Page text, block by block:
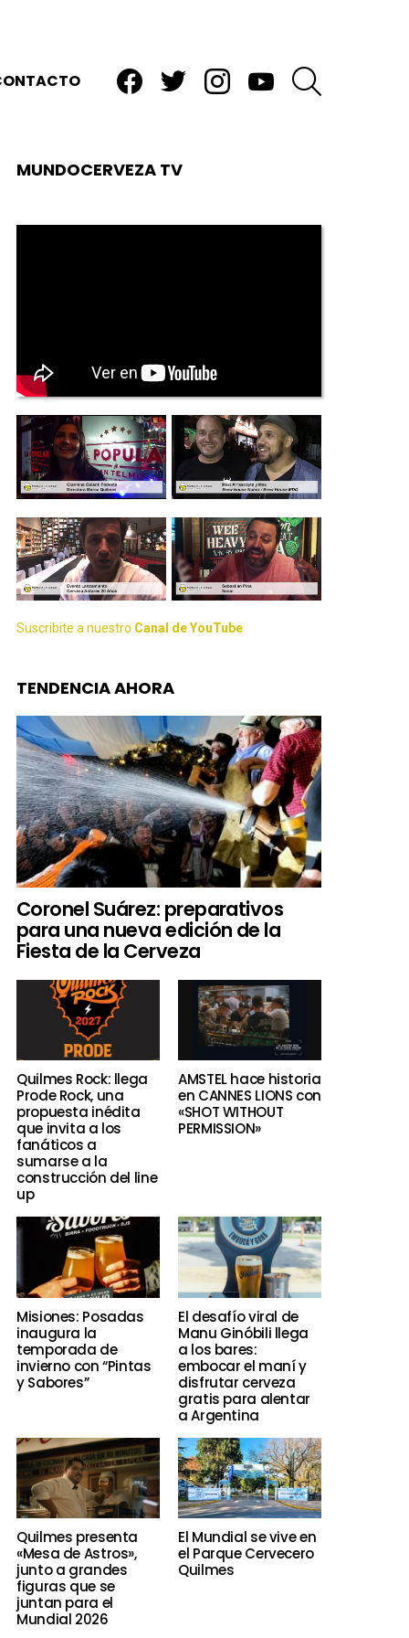
MUNDOCERVEZA TV
Suscribite a nuestro Canal de YouTube
TENDENCIA AHORA
Coronel Suárez: preparativos
para una nueva edición de la
Fiesta de la Cerveza
Quilmes Rock: llega
Prode Rock, una
propuesta inédita
que invita a los
fanáticos a
sumarse a la
construcción del line
up
AMSTEL hace historia
en CANNES LIONS con
«SHOT WITHOUT
PERMISSION»
Misiones: Posadas
inaugura la
temporada de
invierno con “Pintas
y Sabores”
El desafío viral de
Manu Ginóbili llega
a los bares:
embocar el maní y
disfrutar cerveza
gratis para alentar
a Argentina
Quilmes presenta
«Mesa de Astros»,
junto a grandes
figuras que se
juntan para el
Mundial 2026
El Mundial se vive en
el Parque Cervecero
Quilmes